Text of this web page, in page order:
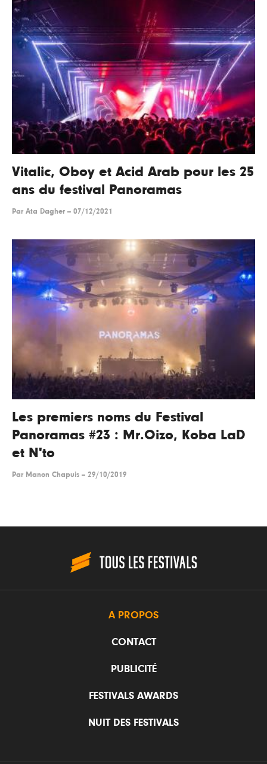
Vitalic, Oboy et Acid Arab pour les 25
ans du festival Panoramas
Par Ata Dagher -- 07/12/2021
Les premiers noms du Festival
Panoramas #23 : Mr.Oizo, Koba LaD
et N'to
Par Manon Chapuis -- 29/10/2019
A PROPOS
CONTACT
PUBLICITÉ
FESTIVALS AWARDS
NUIT DES FESTIVALS